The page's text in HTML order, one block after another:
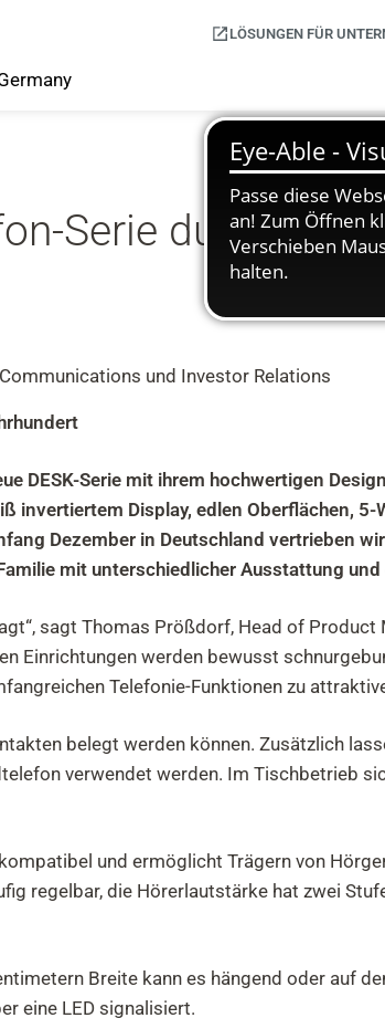
LÖSUNGEN FÜR
Serie durch neue
und Investor Relations
DESK-Serie mit ihrem hochwertigen
Display, edlen Oberflächen, 5-
Dezember in Deutschland vertrieben
mit unterschiedlicher Ausstattung und
sagt Thomas Prößdorf, Head of Product
Einrichtungen werden bewusst
Telefonie-Funktionen zu
belegt werden können. Zusätzlich
verwendet werden. Im Tischbetrieb
und ermöglicht Trägern von
regelbar, die Hörerlautstärke hat zwei
Breite kann es hängend oder auf
eine LED signalisiert.